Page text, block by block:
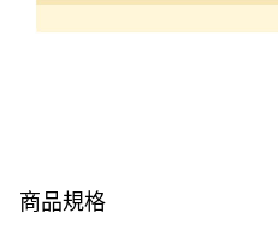
商品規格